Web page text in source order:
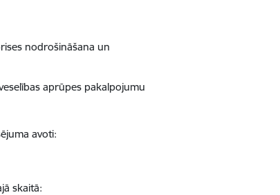
nodrošināšana un
aprūpes pakalpojumu
avoti:
skaitā: